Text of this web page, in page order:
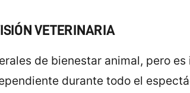
VETERINARIA
de bienestar animal, pero
durante todo el